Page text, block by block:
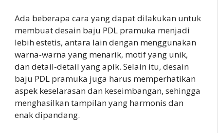
Ada beberapa cara yang dapat dilakukan untuk
membuat desain baju PDL pramuka menjadi
lebih estetis, antara lain dengan menggunakan
warna-warna yang menarik, motif yang unik,
dan detail-detail yang apik. Selain itu, desain
baju PDL pramuka juga harus memperhatikan
aspek keselarasan dan keseimbangan, sehingga
menghasilkan tampilan yang harmonis dan
enak dipandang.